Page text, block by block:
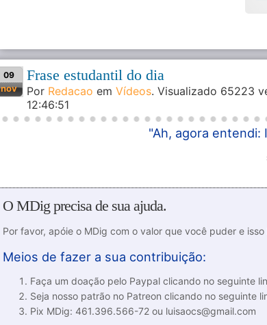
09
nov
Frase estudantil do dia
Por Redacao em Vídeos. Visualizado 65223
12:46:51
"Ah, agora entendi:
O MDig precisa de sua ajuda.
Por favor, apóie o MDig com o valor que você puder e
Meios de fazer a sua contribuição:
Faça um doação pelo Paypal clicando no seguinte
Seja nosso patrão no Patreon clicando no seguinte
Pix MDig: 461.396.566-72 ou luisaocs@gmail.com